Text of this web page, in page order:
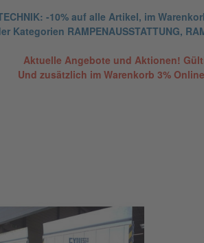
-10% auf alle Artikel, im
RAMPENAUSSTATTUNG,
Aktuelle Angebote und Aktionen!
Und zusätzlich im Warenkorb 3%
Produkt-Anfrage